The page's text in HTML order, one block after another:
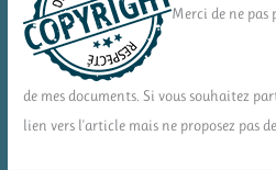
Merci de ne pas
de mes documents. Si vous souhaitez
lien vers l'article mais ne proposez pas